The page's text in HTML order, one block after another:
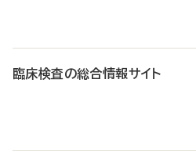
臨床検査の総合情報サイト